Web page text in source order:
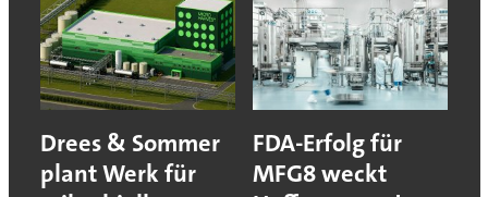
Drees & Sommer
plant Werk für
FDA-Erfolg für
MFG8 weckt